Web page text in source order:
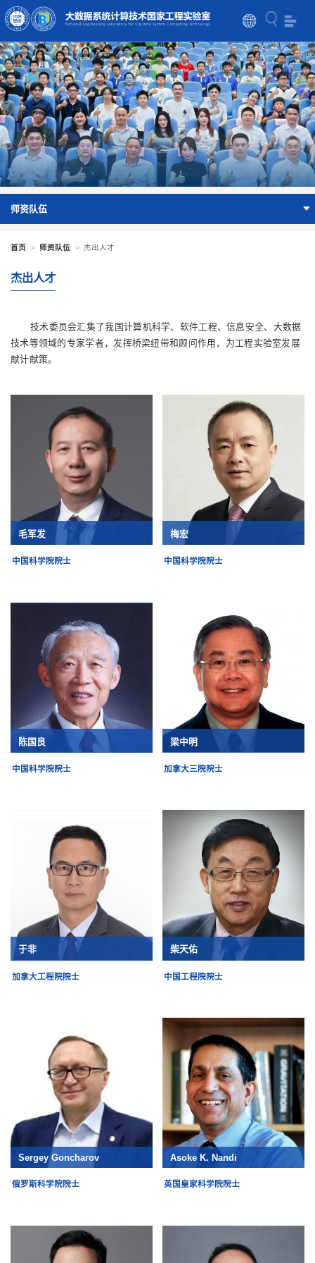
师资队伍
首页 > 师资队伍 > 杰出人才
杰出人才
技术委员会汇集了我国计算机科学、软件工程、信息安全、大数据
技术等领域的专家学者，发挥桥梁纽带和顾问作用，为工程实验室发展
献计献策。
毛军发
中国科学院院士
梅宏
中国科学院院士
陈国良
中国科学院院士
梁中明
加拿大三院院士
于非
加拿大工程院院士
柴天佑
中国工程院院士
Sergey Goncharov
俄罗斯科学院院士
Asoke K. Nandi
英国皇家科学院院士